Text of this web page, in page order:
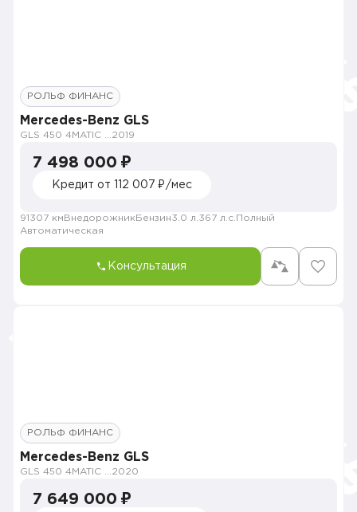
РОЛЬФ ФИНАНС
Mercedes-Benz GLS
2019
7 498 000 ₽
Кредит от 112 007 ₽/мес
91307 км Внедорожник Бензин3.0 л. 367 л.с. Полный
Автоматическая
Консультация
РОЛЬФ ФИНАНС
Mercedes-Benz GLS
2020
7 649 000 ₽